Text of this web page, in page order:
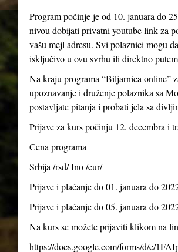
Program počinje je od 10. januara do
nivou dobijati privatni youtube link za
vašu mejl adresu. Svi polaznici mogu
isključivo u ovu svrhu ili direktno
Na kraju programa “Biljarnica online”
upoznavanje i druženje polaznika sa
postavljate pitanja i probati jela sa
Prijave za kurs počinju 12. decembra i
Cena programa
Srbija /rsd/ Ino /eur/
Prijave i plaćanje do 01. januara do
Prijave i plaćanje do 05. januara do
Na kurs se možete prijaviti klikom na
https://docs.google.com/forms/d/e/